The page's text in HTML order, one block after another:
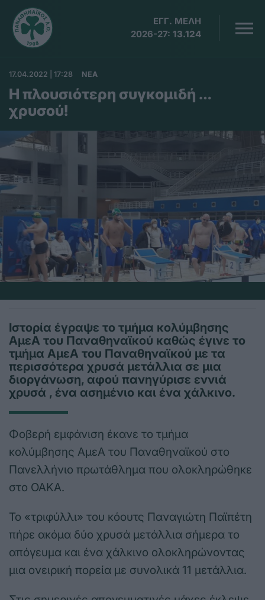
ΕΓΓ. ΜΕΛΗ
2026-27: 13.124
17.04.2022 | 17:28 ΝΕΑ
Η πλουσιότερη συγκομιδή …
χρυσού!
Ιστορία έγραψε το τμήμα κολύμβησης
ΑμεΑ του Παναθηναϊκού καθώς έγινε το
τμήμα ΑμεΑ του Παναθηναϊκού με τα
περισσότερα χρυσά μετάλλια σε μια
διοργάνωση, αφού πανηγύρισε εννιά
χρυσά , ένα ασημένιο και ένα χάλκινο.
Φοβερή εμφάνιση έκανε το τμήμα
κολύμβησης ΑμεΑ του Παναθηναϊκού στο
Πανελλήνιο πρωτάθλημα που ολοκληρώθηκε
στο ΟΑΚΑ.
Το «τριφύλλι» του κόουτς Παναγιώτη Παϊπέτη
πήρε ακόμα δύο χρυσά μετάλλια σήμερα το
απόγευμα και ένα χάλκινο ολοκληρώνοντας
μια ονειρική πορεία με συνολικά 11 μετάλλια.